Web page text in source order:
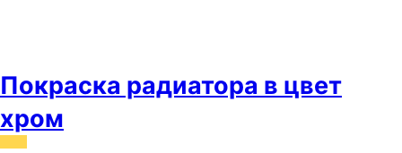
Покраска радиатора в цвет
хром